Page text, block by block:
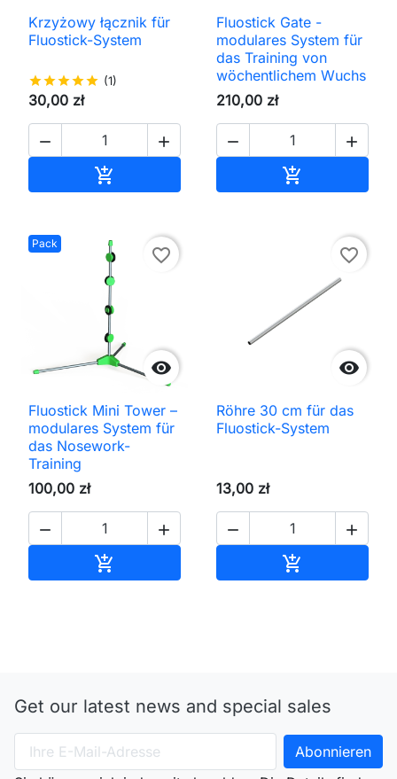
Krzyżowy łącznik für
Fluostick-System
starstarstarstarstar (1)
30,00 zł
 

Fluostick Gate -
modulares System für
das Training von
wöchentlichem Wuchs
210,00 zł
 

Pack

favorite_border
Fluostick Mini Tower –
modulares System für
das Nosework-
Training
100,00 zł
 


favorite_border
Röhre 30 cm für das
Fluostick-System
13,00 zł
 

Get our latest news and special sales